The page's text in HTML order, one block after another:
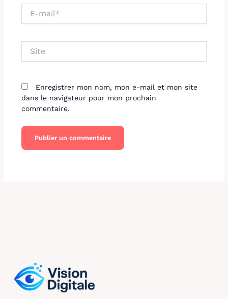
mail*
Enregistrer mon nom, mon e-mail et mon site
dans le navigateur pour mon prochain
commentaire.